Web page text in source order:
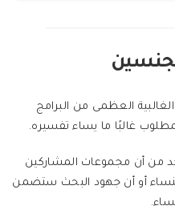
العظمى من البرامج
غالبًا ما يساء تفسيره.
من أن مجموعات المشاركين
أو أن جهود البحث ستضمن